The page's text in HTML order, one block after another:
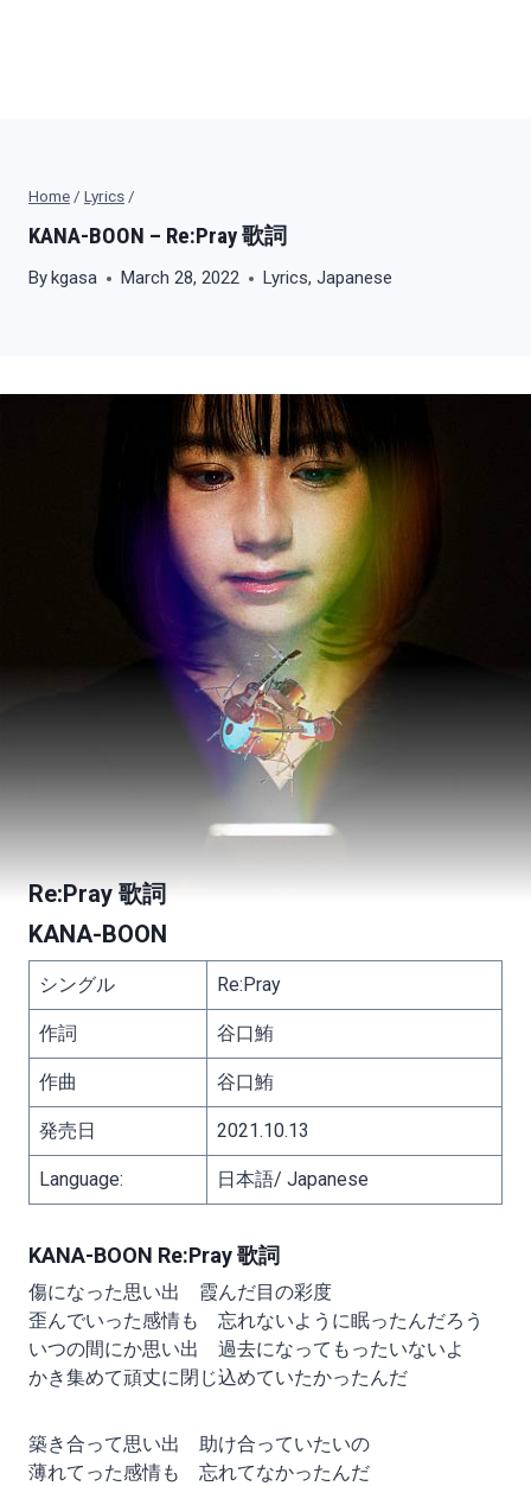
Home / Lyrics /
KANA-BOON – Re:Pray 歌詞
Bykgasa March 28, 2022 Lyrics,Japanese
Re:Pray 歌詞
KANA-BOON
シングル Re:Pray
作詞 谷口鮪
作曲 谷口鮪
発売日 2021.10.13
Language: 日本語/ Japanese
KANA-BOON Re:Pray 歌詞
傷になった思い出 霞んだ目の彩度
歪んでいった感情も 忘れないように眠ったんだろう
いつの間にか思い出 過去になってもったいないよ
かき集めて頑丈に閉じ込めていたかったんだ
築き合って思い出 助け合っていたいの
薄れてった感情も 忘れてなかったんだ